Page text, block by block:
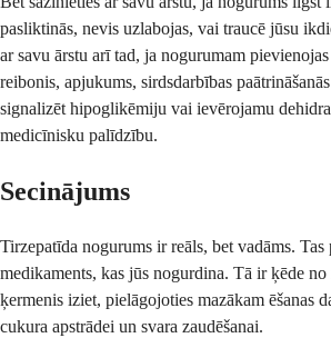
pasliktinās, nevis uzlabojas, vai traucē jūsu
ar savu ārstu arī tad, ja nogurumam
reibonis, apjukums, sirdsdarbības
signalizēt hipoglikēmiju vai ievērojamu
medicīnisku palīdzību.
Secinājums
Tirzepatīda nogurums ir reāls, bet vadāms. Tas
medikaments, kas jūs nogurdina. Tā ir ķēde
ķermenis iziet, pielāgojoties mazākam ēšanas
cukura apstrādei un svara zaudēšanai.